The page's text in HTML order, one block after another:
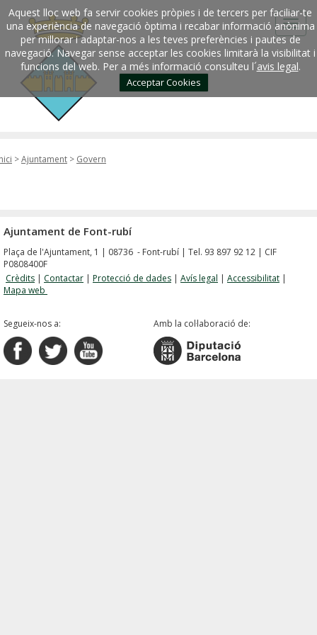
Aquest lloc web fa servir cookies pròpies i de tercers per faciliar-te
una experiència de navegació òptima i recabar informació anònima
per millorar i adaptar-nos a les teves preferències i pautes de
navegació. Navegar sense acceptar les cookies limitarà la visibilitat i
funcions del web. Per a més informació consulteu l´avis legal.
Acceptar Cookies
>Ajuntament > Govern
Ajuntament de Font-rubí
Plaça de l'Ajuntament, 1 | 08736 - Font-rubí | Tel. 93 897 92 12 | CIF
P0808400F
Crèdits | Contactar | Protecció de dades | Avís legal | Accessibilitat |
Mapa web
Segueix-nos a: Amb la col·laboració de: